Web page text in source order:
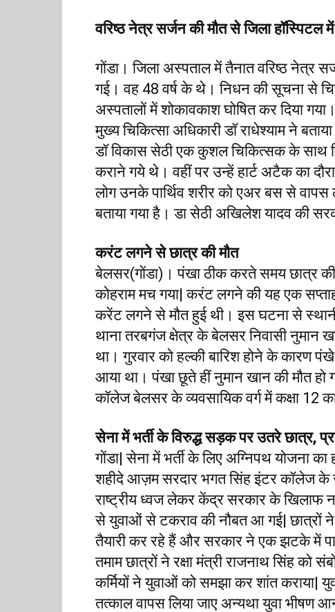
वरिष्ठ नेत्र सर्जन की मौत से जिला हॉस्पिटल
गोंडा। जिला अस्पताल में तैनात वरिष्ठ नेत्र
गई। वह 48 वर्ष के थे। निधन की सूचना से
अस्पतालों में शोकावकाश घोषित कर दिया गया।
मुख्य चिकित्सा अधिकारी डॉ राधेश्याम ने
डॉ विकास सेठी एक कुशल चिकित्सक के साथ
कराने गये थे। वहीं पर उन्हें हार्ट अटैक का
लोग उनके पार्थिव शरीर को एअर बस से वापस
बताया गया है। डा सेठी अखिलेश यादव की
करंट लगने से छात्र की मौत
बेलसर(गोंडा)। पंखा ठीक करते समय छात्र
कोहराम मच गया| करंट लगने की यह एक
करेंट लगने से मौत हुई थी। इस घटना से
थाना तरबगंज क्षेत्र के बेलसर निवासी नुमान
था। गुरवार को हल्की बारिश होने के
आया था। पंखा छूते हीं नुमान खान की मौत हो
कॉलेज बेलसर के व्यवसायिक वर्ग में कक्षा 12
सेना में भर्ती के विरुद्ध सड़क पर उतरे छात्र,
गोंडा| सेना में भर्ती के लिए अग्निपथ योजना
शहीदे आज़म सरदार भगत सिंह इंटर कॉलेज के
राष्ट्रीय ध्वज लेकर केंद्र सरकार के खिलाफ
से युवाओं से टकराव की नौबत आ गई| छात्रों
तैयारी कर रहे हैं और सरकार ने एक झटके में
तमाम छात्रों ने रक्षा मंत्री राजनाथ सिंह को
कर्मियों ने युवाओं को समझा कर शांत कराया|
तत्काल वापस लिया जाए अन्यथा युवा भीषण